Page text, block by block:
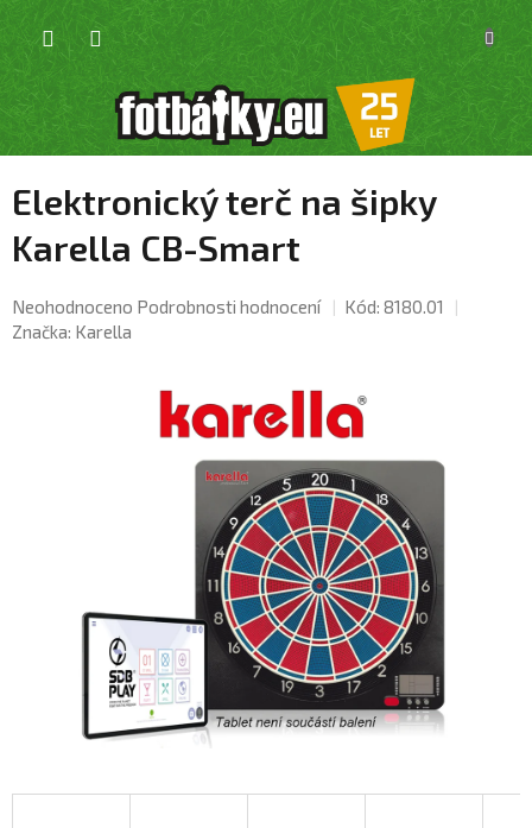
Přejít
obsah
KOŠÍK
Elektronický terč na šipky
Karella CB-Smart
Průměrné
hodnocení
Neohodnoceno Podrobnosti hodnocení Kód: 8180.01
Značka: Karella